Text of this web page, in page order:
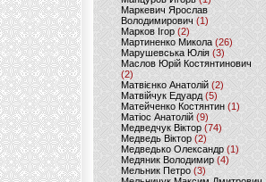
Маркевич Ярослав
Володимирович (1)
Марков Ігор (2)
Мартиненко Микола (26)
Марушевська Юлія (3)
Маслов Юрій Костянтинович
(2)
Матвієнко Анатолій (2)
Матвійчук Едуард(5)
Матейченко Костянтин (1)
Матіос Анатолій (9)
Медведчук Віктор(74)
Медведь Віктор (2)
Медведько Олександр (1)
Медяник Володимир(4)
Мельник Петро (3)